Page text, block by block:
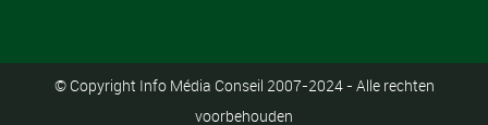
© Copyright Info Média Conseil 2007-2024 - Alle rechten
voorbehouden